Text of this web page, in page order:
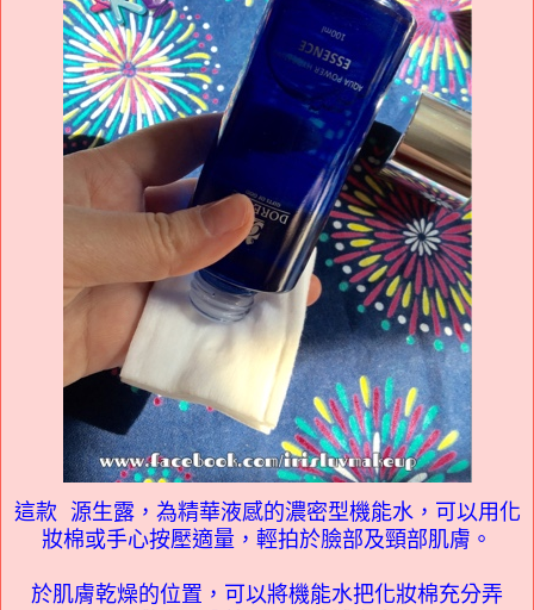
這款 源生露，為精華液感的濃密型機能水，可以用化
妝棉或手心按壓適量，輕拍於臉部及頸部肌膚。
於肌膚乾燥的位置，可以將機能水把化妝棉充分弄